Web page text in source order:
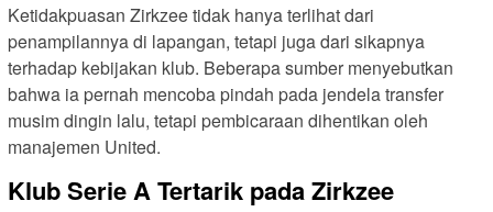
Ketidakpuasan Zirkzee tidak hanya terlihat dari
penampilannya di lapangan, tetapi juga dari sikapnya
terhadap kebijakan klub. Beberapa sumber menyebutkan
bahwa ia pernah mencoba pindah pada jendela transfer
musim dingin lalu, tetapi pembicaraan dihentikan oleh
manajemen United.
Klub Serie A Tertarik pada Zirkzee